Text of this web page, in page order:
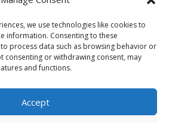
we use technologies like cookies to
information. Consenting to these
process data such as browsing behavior or
consenting or withdrawing consent, may
and functions.
Accept
Picollier est Démonstratrice
pour Stampin' Up!®. Katia est